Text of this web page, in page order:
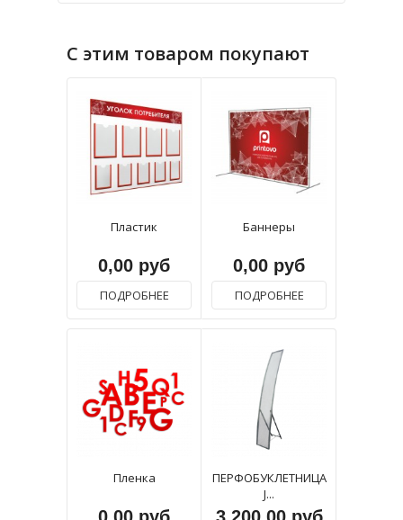
С этим товаром покупают
Пластик
0,00 руб
ПОДРОБНЕЕ
Баннеры
0,00 руб
ПОДРОБНЕЕ
Пленка
ПЕРФОБУКЛЕТНИЦА
J...